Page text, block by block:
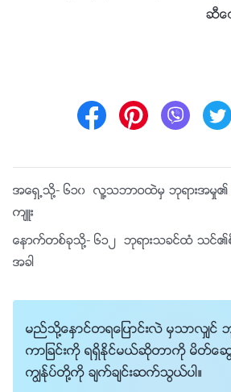
ဆီေ
အေရွ႕သို႔- ၆၁၀ လူ႔သဘာဝထဲမွ ဘုရားအမႈ၏
က်ဴး
ေနာက္တစ္ခုသို႔- ၆၁၂ ဘုရားသခင္ထံ သင္၏
အခါ
မည္သို႔ေႏွာင္တရေျပာင္းလဲ မွသာလွ်င္
ကာျခင္းကို ရရွိႏိုင္မယ္ဆိုတာကို မိတ္ေဆ
ကြၽန္ုပ္တို႔ကို ခ်က္ခ်င္းဆက္သြယ္ပါ။